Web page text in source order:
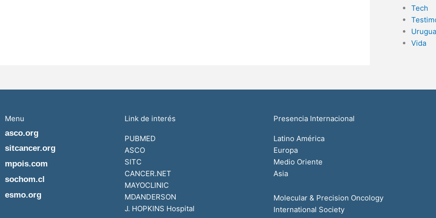
Tech
Vida
Menu
asco.org
sitcancer.org
mpois.com
sochom.cl
esmo.org
Link de interés
PUBMED
ASCO
SITC
CANCER.NET
MAYOCLINIC
MDANDERSON
J. HOPKINS Hospital
Presencia Internacional
Latino América
Europa
Medio Oriente
Asia
Molecular & Precision Oncology
International Society